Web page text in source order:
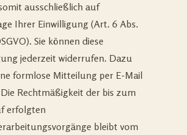
ausschließlich auf
Ihrer Einwilligung (Art. 6 Abs.
Sie können diese
jederzeit widerrufen. Dazu
formlose Mitteilung per E-Mail
Rechtmäßigkeit der bis zum
erfolgten
bleibt vom